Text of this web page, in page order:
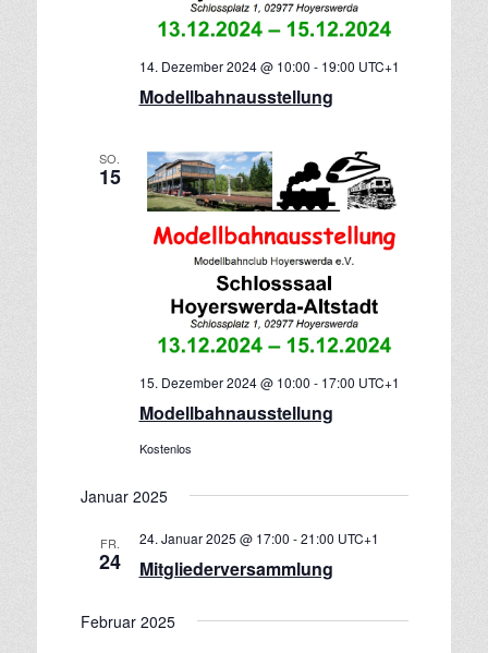
d
A
n
c
h
t
e
n
,
N
a
v
t
i
g
n
Modellbahnausstellung
14. Dezember 2024 @ 10:00 - 19:00 UTC+1
SO.
15
Modellbahnausstellung
15. Dezember 2024 @ 10:00 - 17:00 UTC+1
Kostenlos
Januar 2025
FR.
24 Mitgliederversammlung
24. Januar 2025 @ 17:00 -21:00 UTC+1
Februar 2025